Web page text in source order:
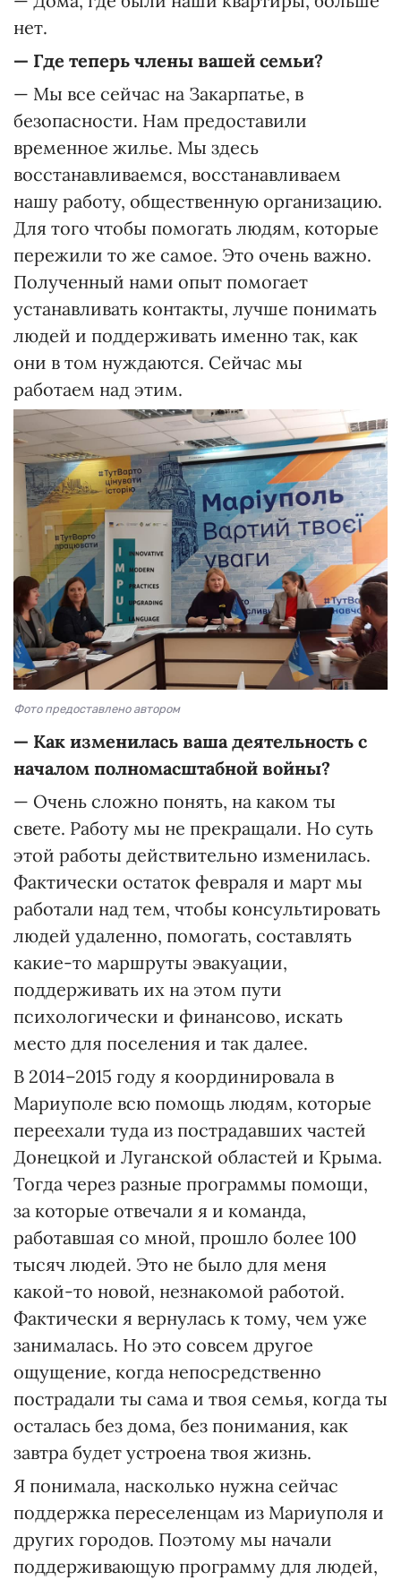
нет.
— Где теперь члены вашей семьи?
— Мы все сейчас на Закарпатье, в
безопасности. Нам предоставили
временное жилье. Мы здесь
восстанавливаемся, восстанавливаем
нашу работу, общественную организацию.
Для того чтобы помогать людям, которые
пережили то же самое. Это очень важно.
Полученный нами опыт помогает
устанавливать контакты, лучше понимать
людей и поддерживать именно так, как
они в том нуждаются. Сейчас мы
работаем над этим.
Фото предоставлено автором
— Как изменилась ваша деятельность с
началом полномасштабной войны?
— Очень сложно понять, на каком ты
свете. Работу мы не прекращали. Но суть
этой работы действительно изменилась.
Фактически остаток февраля и март мы
работали над тем, чтобы консультировать
людей удаленно, помогать, составлять
какие-то маршруты эвакуации,
поддерживать их на этом пути
психологически и финансово, искать
место для поселения и так далее.
В 2014–2015 году я координировала в
Мариуполе всю помощь людям, которые
переехали туда из пострадавших частей
Донецкой и Луганской областей и Крыма.
Тогда через разные программы помощи,
за которые отвечали я и команда,
работавшая со мной, прошло более 100
тысяч людей. Это не было для меня
какой-то новой, незнакомой работой.
Фактически я вернулась к тому, чем уже
занималась. Но это совсем другое
ощущение, когда непосредственно
пострадали ты сама и твоя семья, когда ты
осталась без дома, без понимания, как
завтра будет устроена твоя жизнь.
Я понимала, насколько нужна сейчас
поддержка переселенцам из Мариуполя и
других городов. Поэтому мы начали
поддерживающую программу для людей,